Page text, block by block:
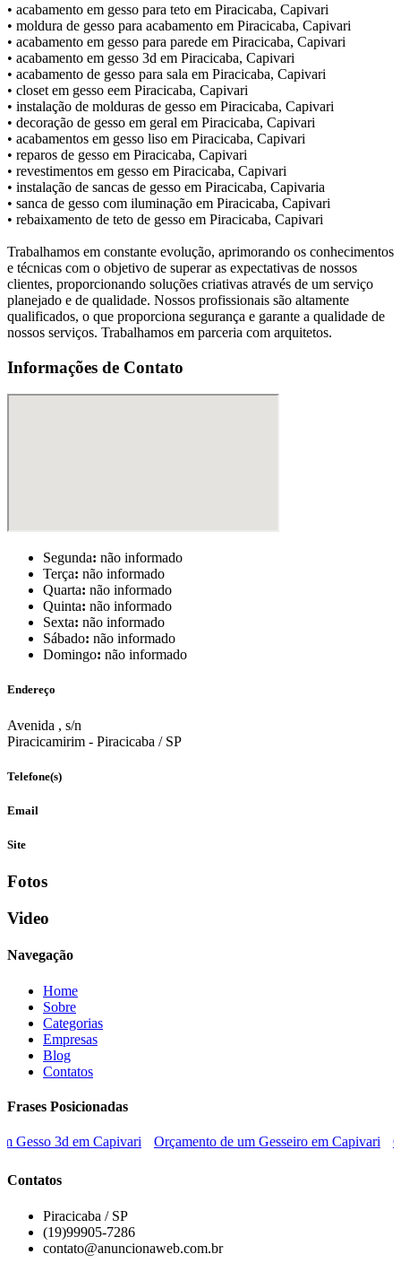
• acabamento em gesso para teto em Piracicaba, Capivari
• moldura de gesso para acabamento em Piracicaba, Capivari
• acabamento em gesso para parede em Piracicaba, Capivari
• acabamento em gesso 3d em Piracicaba, Capivari
• acabamento de gesso para sala em Piracicaba, Capivari
• closet em gesso eem Piracicaba, Capivari
• instalação de molduras de gesso em Piracicaba, Capivari
• decoração de gesso em geral em Piracicaba, Capivari
• acabamentos em gesso liso em Piracicaba, Capivari
• reparos de gesso em Piracicaba, Capivari
• revestimentos em gesso em Piracicaba, Capivari
• instalação de sancas de gesso em Piracicaba, Capivaria
• sanca de gesso com iluminação em Piracicaba, Capivari
• rebaixamento de teto de gesso em Piracicaba, Capivari
Trabalhamos em constante evolução, aprimorando os conhecimentos
e técnicas com o objetivo de superar as expectativas de nossos
clientes, proporcionando soluções criativas através de um serviço
planejado e de qualidade. Nossos profissionais são altamente
qualificados, o que proporciona segurança e garante a qualidade de
nossos serviços. Trabalhamos em parceria com arquitetos.
Informações de Contato
Segunda: não informado
Terça: não informado
Quarta: não informado
Quinta: não informado
Sexta: não informado
Sábado: não informado
Domingo: não informado
Endereço
Avenida , s/n
Piracicamirim - Piracicaba / SP
Telefone(s)
Email
Site
Fotos
Video
Navegação
Home
Sobre
Categorias
Empresas
Blog
Contatos
Frases Posicionadas
3d em Capivari Orçamento de um Gesseiro em Capivari
Contatos
Piracicaba / SP
(19)99905-7286
contato@anuncionaweb.com.br